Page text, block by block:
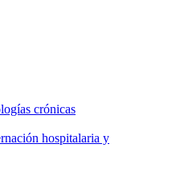
crónicas
hospitalaria y